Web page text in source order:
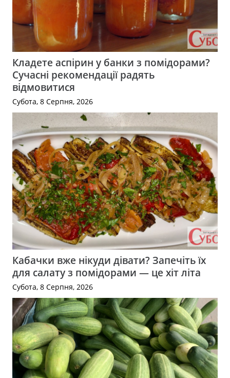
Кладете аспірин у банки з помідорами?
Сучасні рекомендації радять
відмовитися
Субота, 8 Серпня, 2026
Кабачки вже нікуди дівати? Запечіть їх
для салату з помідорами — це хіт літа
Субота, 8 Серпня, 2026